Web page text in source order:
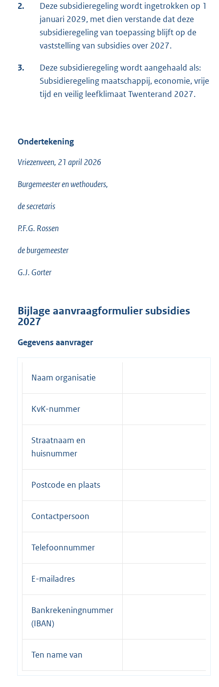
2.
Deze subsidieregeling wordt ingetrokken op 1
januari 2029, met dien verstande dat deze
subsidieregeling van toepassing blijft op de
vaststelling van subsidies over 2027.
3.
Deze subsidieregeling wordt aangehaald als:
Subsidieregeling maatschappij, economie, vrije
tijd en veilig leefklimaat Twenterand 2027.
Ondertekening
Vriezenveen, 21 april 2026
Burgemeester en wethouders,
de secretaris
P.F.G. Rossen
de burgemeester
G.J. Gorter
Bijlage aanvraagformulier subsidies
2027
Gegevens aanvrager
Naam organisatie
KvK-nummer
Straatnaam en
huisnummer
Postcode en plaats
Contactpersoon
Telefoonnummer
E-mailadres
Bankrekeningnummer
(IBAN)
Ten name van